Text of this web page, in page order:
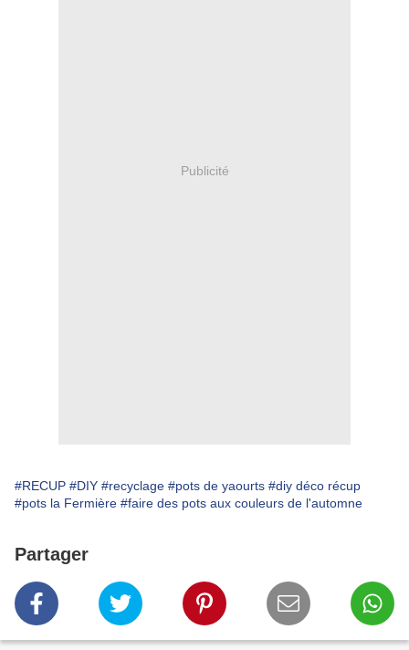
Publicité
#RECUP #DIY #recyclage #pots de yaourts #diy déco récup
#pots la Fermière #faire des pots aux couleurs de l'automne
Partager